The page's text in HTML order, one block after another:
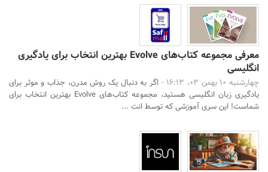
معرفی مجموعه کتاب‌های Evolve بهترین انتخاب برای یادگیری
انگلیسی
چهارشنبه 10 بهمن 03، 16:13 -
اگر به دنبال یک روش مدرن، جذاب و موثر برای
یادگیری زبان انگلیسی هستید، مجموعه کتاب‌های Evolve بهترین انتخاب برای
شماست! این سری آموزشی که توسط انت ...